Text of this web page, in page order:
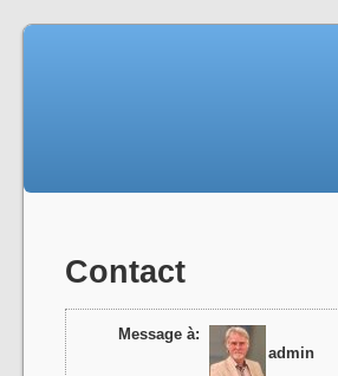
Contact
Message à:
admin